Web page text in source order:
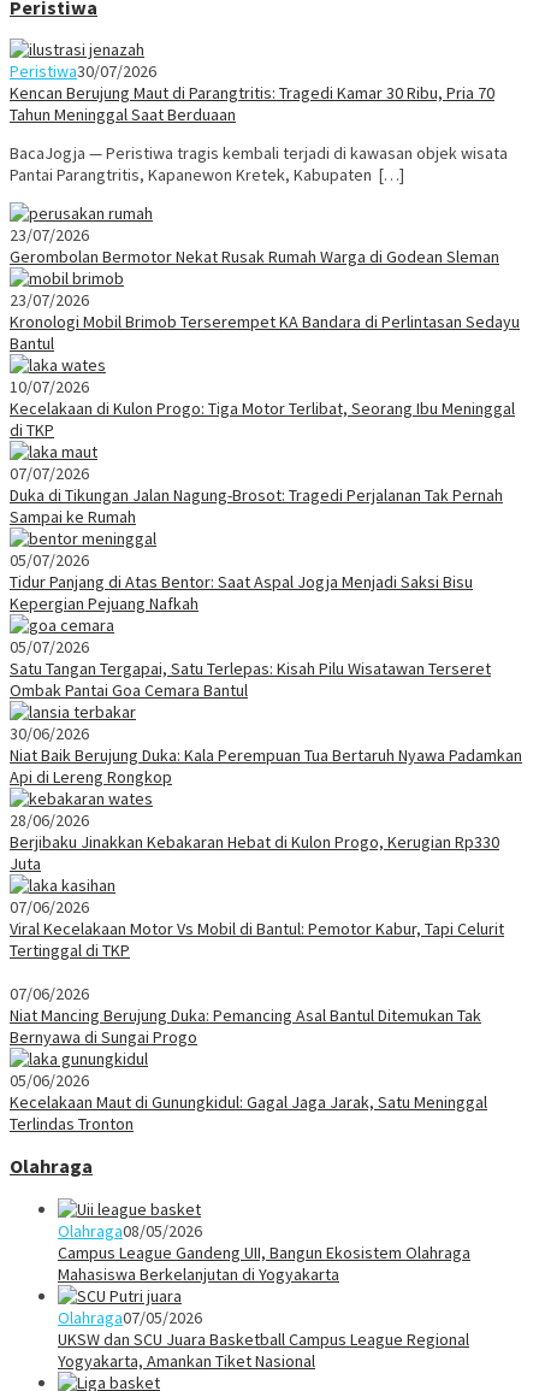
Peristiwa
Peristiwa30/07/2026
Kencan Berujung Maut di Parangtritis: Tragedi Kamar 30 Ribu, Pria 70
Tahun Meninggal Saat Berduaan
BacaJogja — Peristiwa tragis kembali terjadi di kawasan objek wisata
Pantai Parangtritis, Kapanewon Kretek, Kabupaten […]
23/07/2026
Gerombolan Bermotor Nekat Rusak Rumah Warga di Godean Sleman
23/07/2026
Kronologi Mobil Brimob Terserempet KA Bandara di Perlintasan Sedayu
Bantul
10/07/2026
Kecelakaan di Kulon Progo: Tiga Motor Terlibat, Seorang Ibu Meninggal
di TKP
07/07/2026
Duka di Tikungan Jalan Nagung-Brosot: Tragedi Perjalanan Tak Pernah
Sampai ke Rumah
05/07/2026
Tidur Panjang di Atas Bentor: Saat Aspal Jogja Menjadi Saksi Bisu
Kepergian Pejuang Nafkah
05/07/2026
Satu Tangan Tergapai, Satu Terlepas: Kisah Pilu Wisatawan Terseret
Ombak Pantai Goa Cemara Bantul
30/06/2026
Niat Baik Berujung Duka: Kala Perempuan Tua Bertaruh Nyawa Padamkan
Api di Lereng Rongkop
28/06/2026
Berjibaku Jinakkan Kebakaran Hebat di Kulon Progo, Kerugian Rp330
Juta
07/06/2026
Viral Kecelakaan Motor Vs Mobil di Bantul: Pemotor Kabur, Tapi Celurit
Tertinggal di TKP
07/06/2026
Niat Mancing Berujung Duka: Pemancing Asal Bantul Ditemukan Tak
Bernyawa di Sungai Progo
05/06/2026
Kecelakaan Maut di Gunungkidul: Gagal Jaga Jarak, Satu Meninggal
Terlindas Tronton
Olahraga
Olahraga08/05/2026
Campus League Gandeng UII, Bangun Ekosistem Olahraga
Mahasiswa Berkelanjutan di Yogyakarta
Olahraga07/05/2026
UKSW dan SCU Juara Basketball Campus League Regional
Yogyakarta, Amankan Tiket Nasional